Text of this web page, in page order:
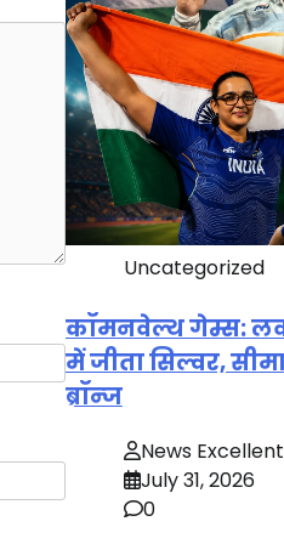
Uncategorized
कॉमनवेल्थ गेम्स:
में जीता सिल्वर,
ब्रॉन्ज
News Excellent
July 31, 2026
0